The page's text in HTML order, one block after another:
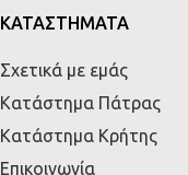
ΚΑΤΑΣΤΗΜΑΤΑ
Σχετικά με εμάς
Κατάστημα Πάτρας
Κατάστημα Κρήτης
Επικοινωνία